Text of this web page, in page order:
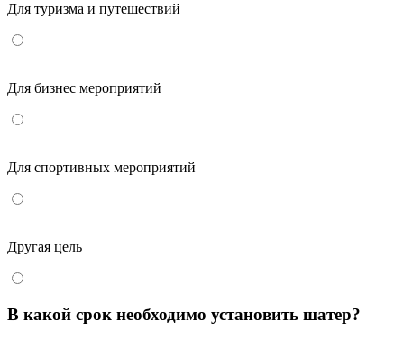
Для туризма и путешествий
Для бизнес мероприятий
Для спортивных мероприятий
Другая цель
В какой срок необходимо установить шатер?